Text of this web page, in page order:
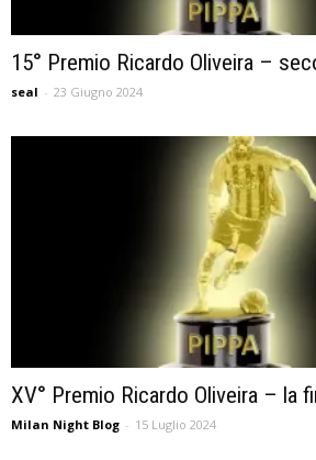
15° Premio Ricardo Oliveira –
seal - 23 Giugno 2024
XV° Premio Ricardo Oliveira – la
Milan Night Blog - 15 Luglio 2024